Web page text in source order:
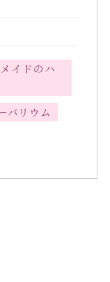
イドのハ
バリウム